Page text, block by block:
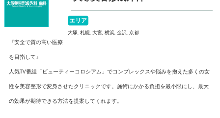
エリア
大塚, 札幌, 大宮, 横浜, 金沢, 京都
『安全で質の高い医療
を目指して』
人気TV番組「ビューティーコロシアム」でコンプレックスや悩みを抱えた多くの女
性を美容整形で変身させたクリニックです。施術にかかる負担を最小限にし、最大
の効果が期待できる方法を提案してくれます。